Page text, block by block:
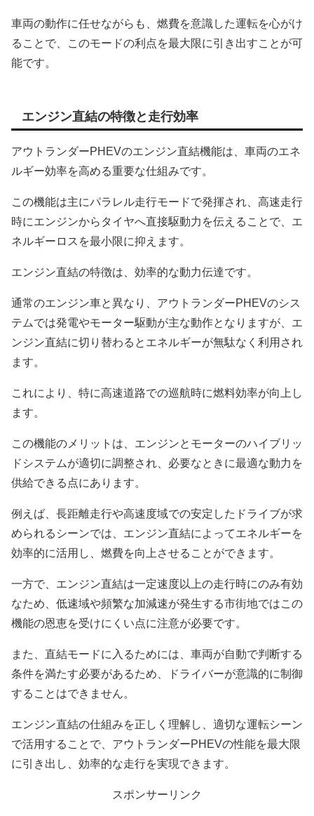
車両の動作に任せながらも、燃費を意識した運転を心がけ
ることで、このモードの利点を最大限に引き出すことが可
能です。
エンジン直結の特徴と走行効率
アウトランダーPHEVのエンジン直結機能は、車両のエネ
ルギー効率を高める重要な仕組みです。
この機能は主にパラレル走行モードで発揮され、高速走行
時にエンジンからタイヤへ直接駆動力を伝えることで、エ
ネルギーロスを最小限に抑えます。
エンジン直結の特徴は、効率的な動力伝達です。
通常のエンジン車と異なり、アウトランダーPHEVのシス
テムでは発電やモーター駆動が主な動作となりますが、エ
ンジン直結に切り替わるとエネルギーが無駄なく利用され
ます。
これにより、特に高速道路での巡航時に燃料効率が向上し
ます。
この機能のメリットは、エンジンとモーターのハイブリッ
ドシステムが適切に調整され、必要なときに最適な動力を
供給できる点にあります。
例えば、長距離走行や高速度域での安定したドライブが求
められるシーンでは、エンジン直結によってエネルギーを
効率的に活用し、燃費を向上させることができます。
一方で、エンジン直結は一定速度以上の走行時にのみ有効
なため、低速域や頻繁な加減速が発生する市街地ではこの
機能の恩恵を受けにくい点に注意が必要です。
また、直結モードに入るためには、車両が自動で判断する
条件を満たす必要があるため、ドライバーが意識的に制御
することはできません。
エンジン直結の仕組みを正しく理解し、適切な運転シーン
で活用することで、アウトランダーPHEVの性能を最大限
に引き出し、効率的な走行を実現できます。
スポンサーリンク